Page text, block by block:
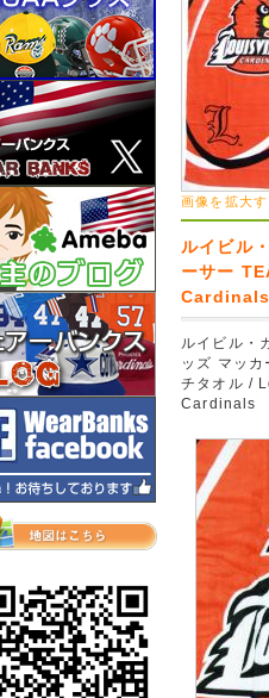
画像を拡大す
ルイビル
ーサー
Cardinals
ルイビル・
ッズ マッ
チタオル /
Cardinals